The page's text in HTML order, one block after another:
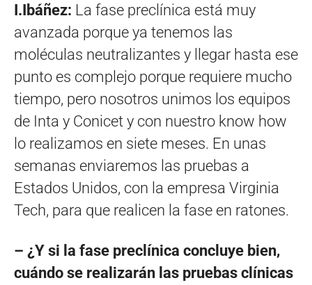
I.Ibáñez: La fase preclínica está muy
avanzada porque ya tenemos las
moléculas neutralizantes y llegar hasta ese
punto es complejo porque requiere mucho
tiempo, pero nosotros unimos los equipos
de Inta y Conicet y con nuestro know how
lo realizamos en siete meses. En unas
semanas enviaremos las pruebas a
Estados Unidos, con la empresa Virginia
Tech, para que realicen la fase en ratones.
– ¿Y si la fase preclínica concluye bien,
cuándo se realizarán las pruebas clínicas